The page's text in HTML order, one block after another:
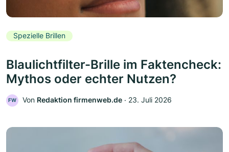
Spezielle Brillen
Blaulichtfilter-Brille im Faktencheck:
Mythos oder echter Nutzen?
FW Von Redaktion firmenweb.de ‧ 23. Juli 2026